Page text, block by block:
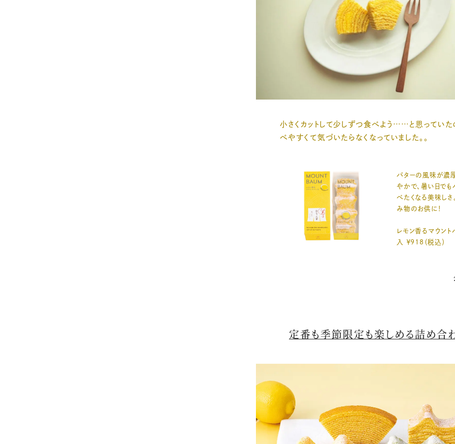
小さくカットして少しずつ食べよう……と思っていた
べやすくて気づいたらなくなっていました。。
バターの風味が濃
やかで、暑い日で
べたくなる美味しさ
み物のお供に！
レモン香るマウン
入 ￥918（税込）
定番も季節限定も楽しめる詰め合